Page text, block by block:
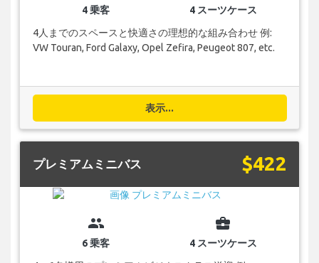
4 乗客
4 スーツケース
4人までのスペースと快適さの理想的な組み合わせ 例:
VW Touran, Ford Galaxy, Opel Zefira, Peugeot 807, etc.
表示...
プレミアムミニバス $422
group
6 乗客
business_center
4 スーツケース